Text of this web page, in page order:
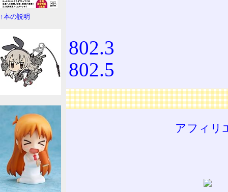
PID
IEEE 802.3
IEEE 802.5
アフィリ
↑本の説明